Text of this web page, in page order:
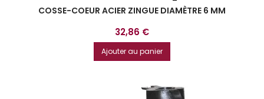
COSSE-COEUR ACIER ZINGUE DIAMÈTRE 6 MM
Prix
32,86 €
Ajouter au panier